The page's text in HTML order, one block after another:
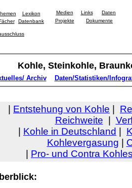
Lexikon
Datenbank
Medien Links
Daten
Projekte
Dokumente
Kohle, Steinkohle,
Archiv Daten/Statistiken/
Entstehung von Kohle
Reichweite
Kohle in Deutschland
Kohlevergasung
Pro- und Contra